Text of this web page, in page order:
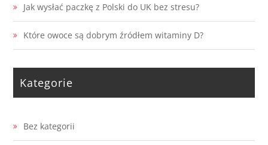
Jak wysłać paczkę z Polski do UK bez stresu?
Które owoce są dobrym źródłem witaminy D?
Kategorie
Bez kategorii